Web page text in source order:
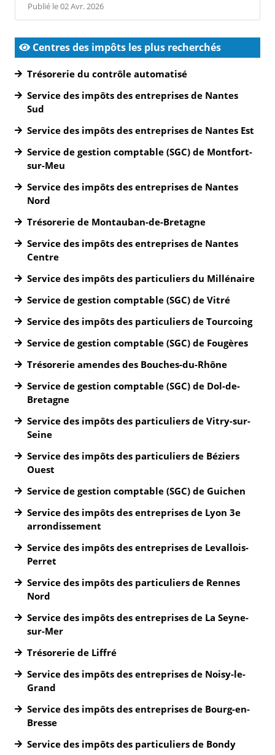
Publié le 02 Avr. 2026
Centres des impôts les plus recherchés
Trésorerie du contrôle automatisé
Service des impôts des entreprises de Nantes
Sud
Service des impôts des entreprises de Nantes Est
Service de gestion comptable (SGC) de Montfort-
sur-Meu
Service des impôts des entreprises de Nantes
Nord
Trésorerie de Montauban-de-Bretagne
Service des impôts des entreprises de Nantes
Centre
Service des impôts des particuliers du Millénaire
Service de gestion comptable (SGC) de Vitré
Service des impôts des particuliers de Tourcoing
Service de gestion comptable (SGC) de Fougères
Trésorerie amendes des Bouches-du-Rhône
Service de gestion comptable (SGC) de Dol-de-
Bretagne
Service des impôts des particuliers de Vitry-sur-
Seine
Service des impôts des particuliers de Béziers
Ouest
Service de gestion comptable (SGC) de Guichen
Service des impôts des entreprises de Lyon 3e
arrondissement
Service des impôts des entreprises de Levallois-
Perret
Service des impôts des particuliers de Rennes
Nord
Service des impôts des entreprises de La Seyne-
sur-Mer
Trésorerie de Liffré
Service des impôts des entreprises de Noisy-le-
Grand
Service des impôts des entreprises de Bourg-en-
Bresse
Service des impôts des particuliers de Bondy